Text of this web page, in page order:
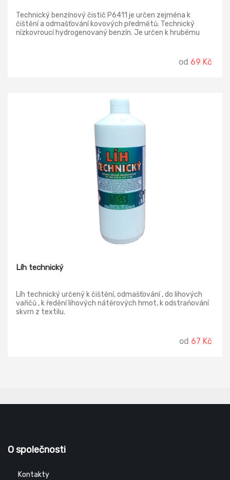
Technický benzínový čistič P6411 je určen zejména k
čištění a odmašťování kovových předmětů. Technický
nízkovroucí hydrogenovaný benzín. Je určen k hrubému
(nízkovroucí hydrogenovaný benzín, etanol a toluen).
od 69 Kč
Líh technický
Líh technický určený k čištění, odmašťování , do lihových
vařičů , k ředění lihových nátěrových hmot, k odstraňování
skvrn z textilu.
od 67 Kč
O společnosti
Kontakty